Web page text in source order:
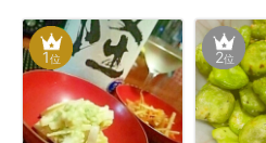
1位 2位